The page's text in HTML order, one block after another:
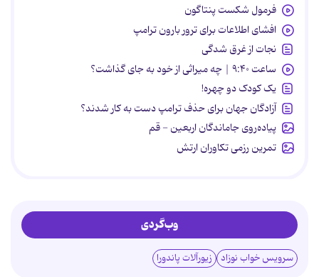
فرمول شکست پنتاگون
افشای اطلاعات برای ترور بارون ترامپ
نجات از غرق شدگی
ساعت ۹:۴۰ | چه میراثی از خود به جای گذاشت؟
یک کودک دو چهره!
آزادگان جهان برای حذف ترامپ دست به کار شدند؟
پیاده‌روی جاماندگان اربعین - قم
تمرین رزمی تکاوران ارتش
وب‌گردی
سرویس خواب نوزاد زیورآلات پاندورا